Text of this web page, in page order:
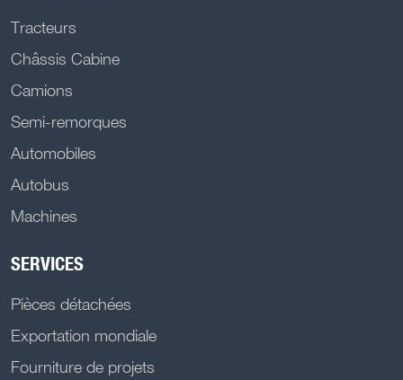
Tracteurs
Châssis Cabine
Camions
Semi-remorques
Automobiles
Autobus
Machines
SERVICES
Pièces détachées
Exportation mondiale
Fourniture de projets